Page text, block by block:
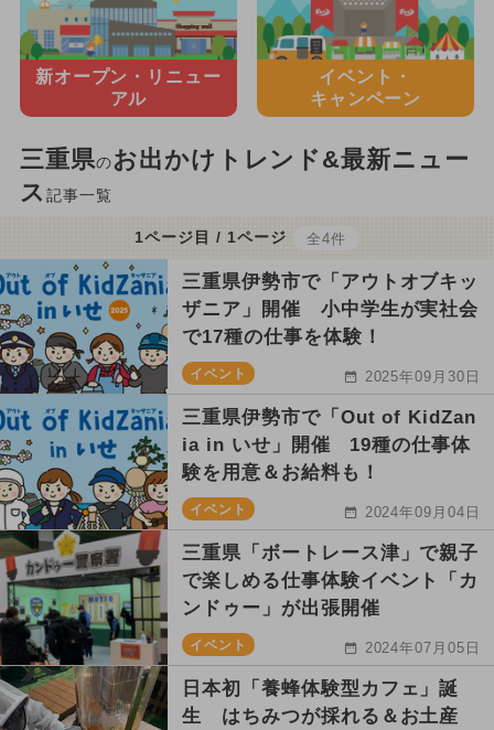
新オープン・ リニュー
アル
イベント・
キャンペーン
三重県のお出かけトレンド&最新ニュー
ス 記事一覧
1ページ目 / 1ページ 全4件
三重県伊勢市で「アウトオブキッ
ザニア」開催 小中学生が実社会
で17種の仕事を体験！
イベント 2025年09月30日
三重県伊勢市で「Out of KidZan
ia in いせ」開催 19種の仕事体
験を用意＆お給料も！
イベント 2024年09月04日
三重県「ボートレース津」で親子
で楽しめる仕事体験イベント「カ
ンドゥー」が出張開催
イベント 2024年07月05日
日本初「養蜂体験型カフェ」誕
生 はちみつが採れる＆お土産